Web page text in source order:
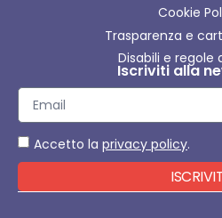
Cookie
Trasparenza e
Disabili e regole
Iscriviti alla
Accetto la privacy policy.